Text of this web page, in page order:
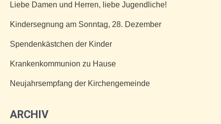
Liebe Damen und Herren, liebe Jugendliche!
Kindersegnung am Sonntag, 28. Dezember
Spendenkästchen der Kinder
Krankenkommunion zu Hause
Neujahrsempfang der Kirchengemeinde
ARCHIV